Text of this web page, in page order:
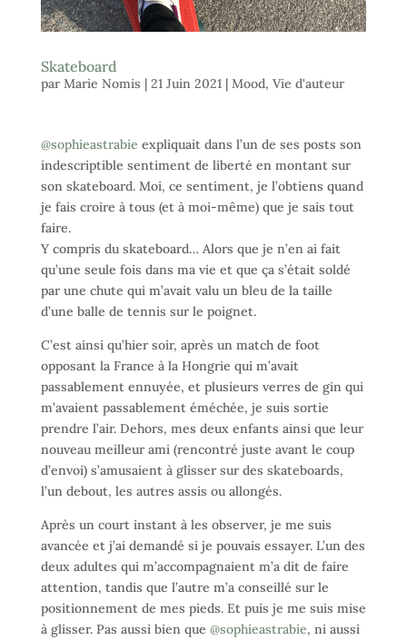
Skateboard
par Marie Nomis | 21 Juin 2021| Mood, Vie d'auteur
@sophieastrabie expliquait dans l’un de ses posts son
indescriptible sentiment de liberté en montant sur
son skateboard. Moi, ce sentiment, je l’obtiens quand
je fais croire à tous (et à moi-même) que je sais tout
faire.
Y compris du skateboard… Alors que je n’en ai fait
qu’une seule fois dans ma vie et que ça s’était soldé
par une chute qui m’avait valu un bleu de la taille
d’une balle de tennis sur le poignet.
C’est ainsi qu’hier soir, après un match de foot
opposant la France à la Hongrie qui m’avait
passablement ennuyée, et plusieurs verres de gin qui
m’avaient passablement éméchée, je suis sortie
prendre l’air. Dehors, mes deux enfants ainsi que leur
nouveau meilleur ami (rencontré juste avant le coup
d’envoi) s’amusaient à glisser sur des skateboards,
l’un debout, les autres assis ou allongés.
Après un court instant à les observer, je me suis
avancée et j’ai demandé si je pouvais essayer. L’un des
deux adultes qui m’accompagnaient m’a dit de faire
attention, tandis que l’autre m’a conseillé sur le
positionnement de mes pieds. Et puis je me suis mise
à glisser. Pas aussi bien que @sophieastrabie, ni aussi